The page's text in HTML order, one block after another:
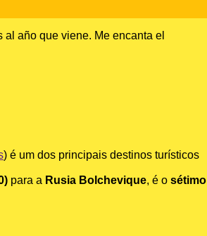
año que viene. Me encanta el
) é um dos principais destinos turísticos
para a Rusia Bolchevique, é o sétimo